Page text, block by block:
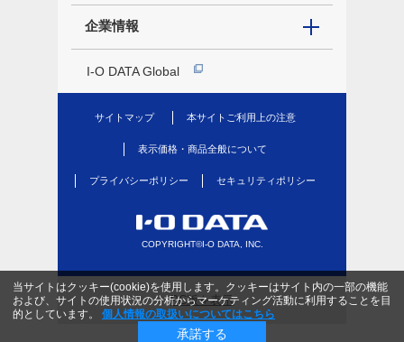
企業情報
I-O DATA Global
サイトマップ 本サイトご利用上の注意
表示価格・商品全般について
プライバシーポリシー セキュリティポリシー
COPYRIGHT©I-O DATA, INC.
当サイトはクッキー(cookie)を使用します。クッキーはサイト内の一部の機能
および、サイトの使用状況の分析からマーケティング活動に利用することを目
的としています。
個人情報の取扱いについてはこちら
承諾する
PC版を表示